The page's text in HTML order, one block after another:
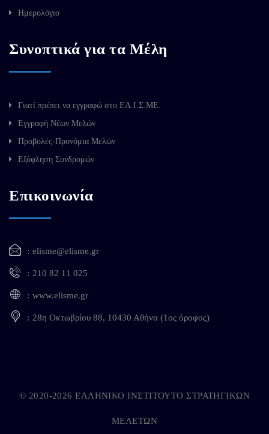
Ημερολόγιο
Συνοπτικά για τα Μέλη
Γιατί πρέπει να εγγραφώ στο ΕΛ.Ι.Σ.ΜΕ.
Εγγραφή Νέων Μελών
Προβολές-Προνόμια Μελών
Εξόφληση Συνδρομών
Επικοινωνία
elisme@elisme.gr
210 82 11 025
www.elisme.gr
28η Οκτωβρίου 88, 10430 Αθήνα (1ος όροφος)
© 2020-2026 ΕΛΛΗΝΙΚΟ ΙΝΣΤΙΤΟΥΤΟ ΣΤΡΑΤΗΓΙΚΩΝ
ΜΕΛΕΤΩΝ